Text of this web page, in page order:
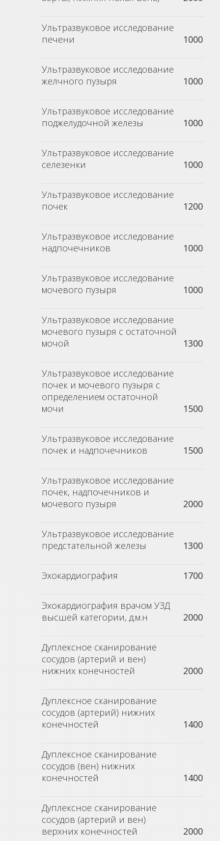
Ультразвуковое исследование
печени
1000
Ультразвуковое исследование
желчного пузыря
1000
Ультразвуковое исследование
поджелудочной железы
1000
Ультразвуковое исследование
селезенки
1000
Ультразвуковое исследование
почек
1200
Ультразвуковое исследование
надпочечников
1000
Ультразвуковое исследование
мочевого пузыря
1000
Ультразвуковое исследование
мочевого пузыря с остаточной
мочой
1300
Ультразвуковое исследование
почек и мочевого пузыря с
определением остаточной
мочи
1500
Ультразвуковое исследование
почек и надпочечников
1500
Ультразвуковое исследование
почек, надпочечников и
мочевого пузыря
2000
Ультразвуковое исследование
предстательной железы
1300
Эхокардиография 1700
Эхокардиография врачом УЗД
высшей категории, д.м.н
2000
Дуплексное сканирование
сосудов (артерий и вен)
нижних конечностей
2000
Дуплексное сканирование
сосудов (артерий) нижних
конечностей
1400
Дуплексное сканирование
сосудов (вен) нижних
конечностей
1400
Дуплексное сканирование
сосудов (артерий и вен)
верхних конечностей
2000